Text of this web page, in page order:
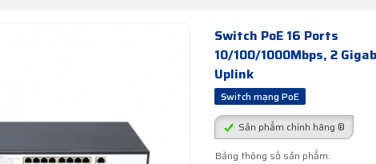
Switch PoE 16 Ports
10/100/1000Mbps, 2
Uplink
Switch mạng PoE
Sản phẩm chính hãng ®
Bảng thông số sản phẩm: